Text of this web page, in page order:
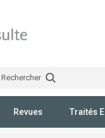
Rechercher
Revues Traités